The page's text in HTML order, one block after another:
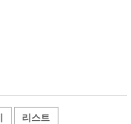
리스트